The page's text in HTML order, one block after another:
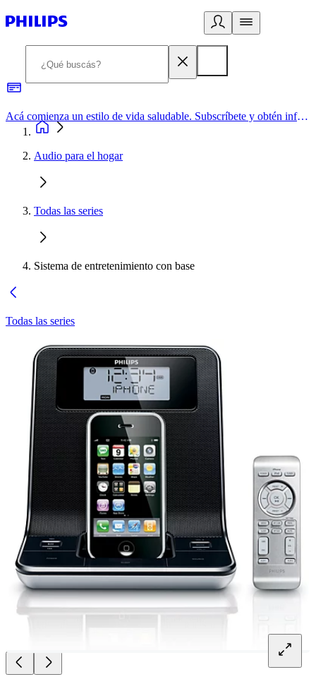
Acá comienza un estilo de vida saludable. Subscríbete y obtén información de primera mano
Audio para el hogar
Todas las series
Sistema de entretenimiento con base
Todas las series